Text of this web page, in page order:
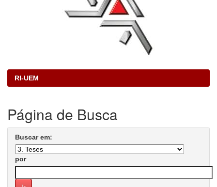
RI-UEM
Página de Busca
Buscar em:
por